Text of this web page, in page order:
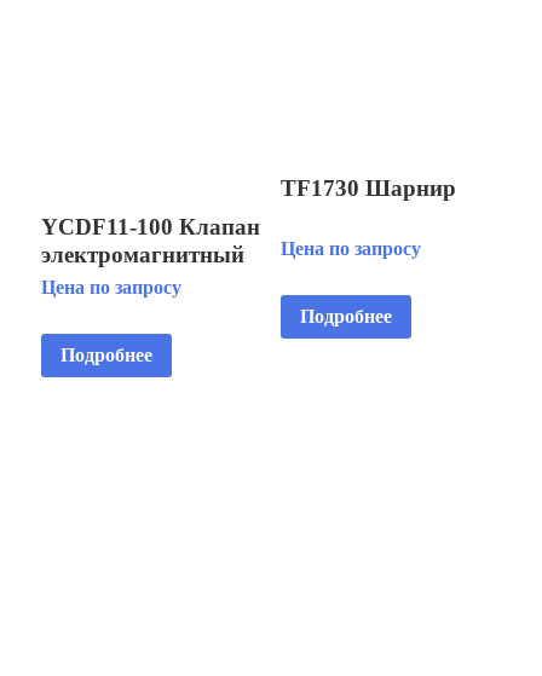
YCDF11-100 Клапан
электромагнитный
Цена по запросу
Подробнее
TF1730 Шарнир
Цена по запросу
Подробнее